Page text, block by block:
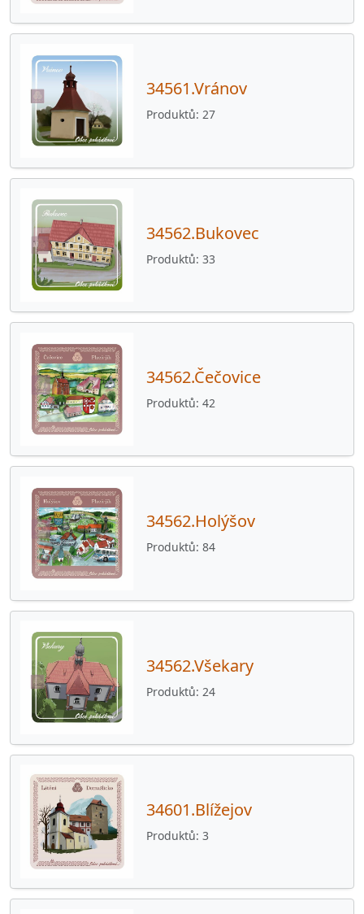
34561.Vránov
Produktů 27
34562.Bukovec
Produktů 33
34562.Čečovice
Produktů 42
34562.Holýšov
Produktů 84
34562.Všekary
Produktů 24
34601.Blížejov
Produktů 3